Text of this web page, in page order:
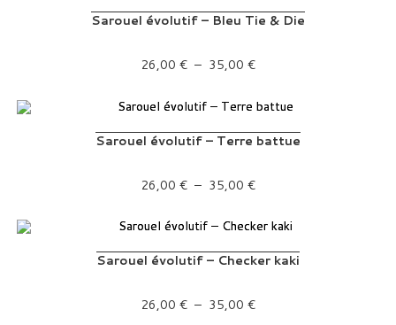
Sarouel évolutif – Bleu Tie & Die
26,00 € – 35,00 €Plage de prix : 26,00 € à 35,00 €
Sarouel évolutif – Terre battue
26,00 € – 35,00 €Plage de prix : 26,00 € à 35,00 €
Sarouel évolutif – Checker kaki
26,00 € – 35,00 €Plage de prix : 26,00 € à 35,00 €